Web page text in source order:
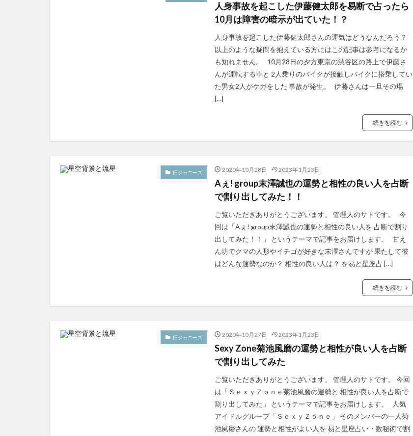
人身事故を起こした伊藤健太郎を易断で占ったら
10月は障害の暗示が出ていた！？
人身事故を起こした伊藤健太郎さんの運気はどうなんだろう？
以上のような疑問を抱えている方にはこの記事は参考になるか
も知れません。 10月28日の夕方東京の渋谷区の路上で伊藤さ
んが運転する車と 2人乗りのバイクが接触しバイクに搭乗してい
た男女2人がケガをした 事故が発生。 伊藤さんは一旦その場
[…]
続きを読む
旧ジャニーズ 2020年10月28日 2023年1月23日
Aぇ! group末澤誠也の運勢と相性の良い人を占断
で割り出してみた！！
ご覧いただきありがとうございます。 管理人のサトです。 今
回は「Aぇ! group末澤誠也の運勢と相性の良い人を 占断で割り
出してみた！！」 というテーマで記事をお届けします。 甘え
ん坊でクマの人形やイチゴが好きな末澤さんですが 果たして彼
はどんな運勢なのか？ 相性の良い人は？ を易と星座占 […]
続きを読む
旧ジャニーズ 2020年10月27日 2023年1月23日
Sexy Zone菊池風磨の運勢と相性が良い人を占断
で割り出してみた
ご覧いただきありがとうございます。 管理人のサトです。 今回
は「ＳｅｘｙＺｏｎｅ菊池風磨の運勢と 相性が良い人を占断で
割り出してみた」 というテーマで記事をお届けします。 人気
アイドルグループ「ＳｅｘｙＺｏｎｅ」 そのメンバーの一人菊
池風磨さんの 運勢と相性がよい人を 易と星座占い・数秘術で割